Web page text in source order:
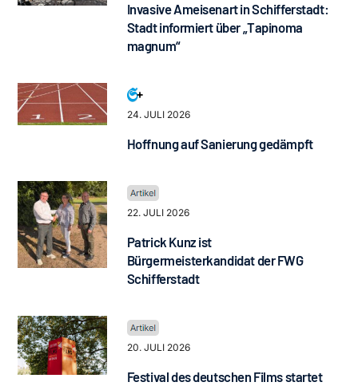
Invasive Ameisenart in Schifferstadt:
Stadt informiert über „Tapinoma
magnum“
24. JULI 2026
Hoffnung auf Sanierung gedämpft
22. JULI 2026
Patrick Kunz ist
Bürgermeisterkandidat der FWG
Schifferstadt
20. JULI 2026
Festival des deutschen Films startet